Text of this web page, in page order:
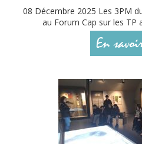
08 Décembre 2025 Les 3PM
au Forum Cap sur les TP
En